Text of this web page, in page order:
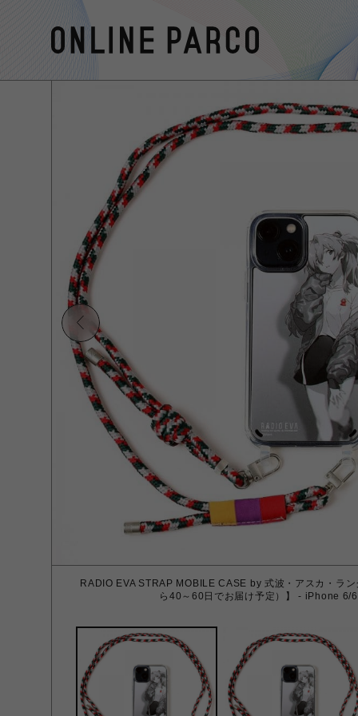
RADIO EVA STRAP MOBILE CASE by 式波・アスカ・ラ
ら40～60日でお届け予定）】 - iPhone 6/